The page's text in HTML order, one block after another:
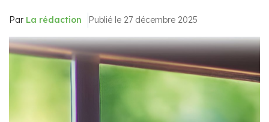
Par La rédaction Publié le 27 décembre 2025